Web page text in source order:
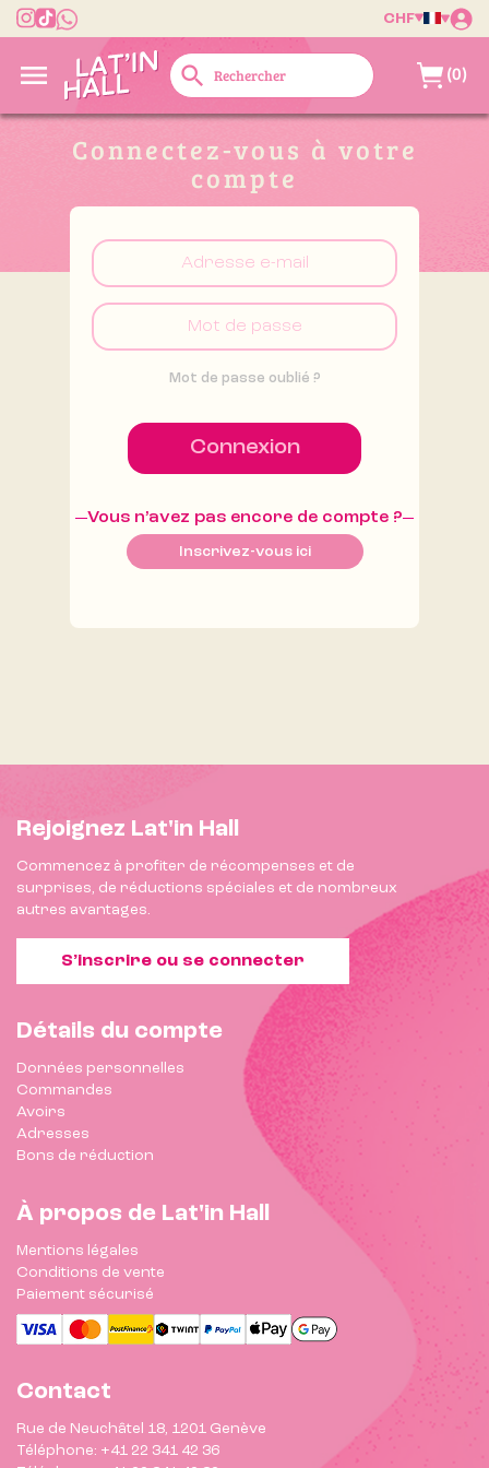
CHF
 search (0)
Connectez-vous à votre
compte
Mot de passe oublié ?
Connexion
Vous n’avez pas encore de compte ?
Inscrivez-vous ici
Rejoignez Lat'in Hall
Commencez à profiter de récompenses et de
surprises, de réductions spéciales et de nombreux
autres avantages.
S’inscrire ou se connecter
Détails du compte
Données personnelles
Commandes
Avoirs
Adresses
Bons de réduction
À propos de Lat'in Hall
Mentions légales
Conditions de vente
Paiement sécurisé
Contact
Rue de Neuchâtel 18, 1201 Genève
Téléphone: +41 22 341 42 36